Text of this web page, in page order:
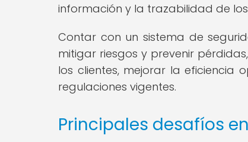
información y la trazabilidad de
Contar con un sistema de
mitigar riesgos y prevenir
los clientes, mejorar la eficiencia
regulaciones vigentes.
Principales desafíos